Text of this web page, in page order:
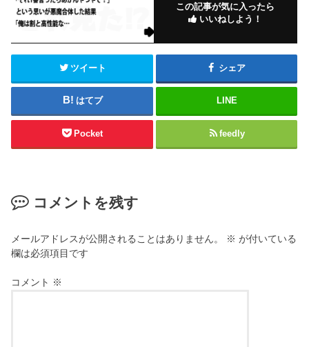
この記事が気に入ったら
いいねしよう！
ツイート シェア
はてブ LINE
Pocket feedly
コメントを残す
メールアドレスが公開されることはありません。 ※ が付いている
欄は必須項目です
コメント ※